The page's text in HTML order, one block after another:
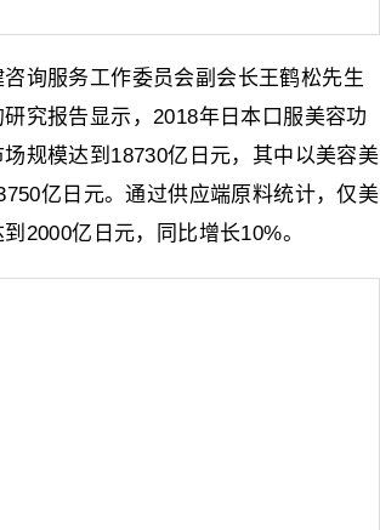
询服务工作委员会副会长王鹤松先生
究报告显示，2018年日本口服美容功
规模达到18730亿日元，其中以美容美
亿日元。通过供应端原料统计，仅美
2000亿日元，同比增长10%。